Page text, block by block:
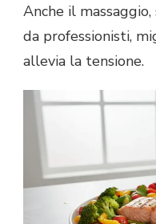
Anche il
da professionisti,
allevia la tensione.